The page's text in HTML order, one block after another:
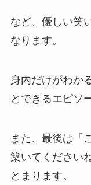
など、優しい笑
なります。
身内だけがわか
とできるエピソ
また、最後は「
築いてください
とまります。​